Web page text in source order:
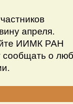
апреля.
ИИМК РАН
сообщать о